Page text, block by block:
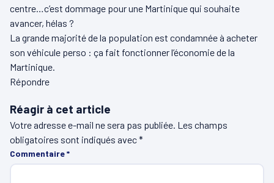
centre…c’est dommage pour une Martinique qui souhaite
avancer, hélas ?
La grande majorité de la population est condamnée à acheter
son véhicule perso : ça fait fonctionner l’économie de la
Martinique.
Répondre
Réagir à cet article
Votre adresse e-mail ne sera pas publiée. Les champs
obligatoires sont indiqués avec*
Commentaire*